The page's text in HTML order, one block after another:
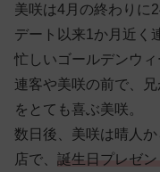
美咲は4月の終わりに
デート以来1か月近く
忙しいゴールデンウ
連客や美咲の前で、
をとても喜ぶ美咲。
数日後、美咲は晴人
店で、 誕生日プレゼ